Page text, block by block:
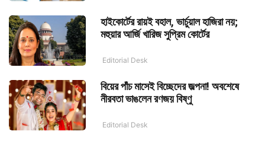
হাইকোর্টের রায়ই বহাল, ভার্চুয়াল হাজিরা নয়;
মহুয়ার আর্জি খারিজ সুপ্রিম কোর্টের
Editorial Desk
বিয়ের পাঁচ মাসেই বিচ্ছেদের জল্পনা! অবশেষে
নীরবতা ভাঙলেন রণজয় বিষ্ণু
Editorial Desk